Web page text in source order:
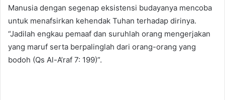
Manusia dengan segenap eksistensi budayanya mencoba
untuk menafsirkan kehendak Tuhan terhadap dirinya.
“Jadilah engkau pemaaf dan suruhlah orang mengerjakan
yang maruf serta berpalinglah dari orang-orang yang
bodoh (Qs Al-A’raf 7: 199)”.